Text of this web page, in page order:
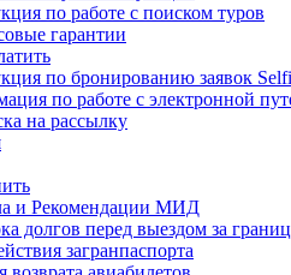
по работе с поиском туров
гарантии
по бронированию заявок
по работе с электронной
на рассылку
и Рекомендации МИД
долгов перед выездом за
загранпаспорта